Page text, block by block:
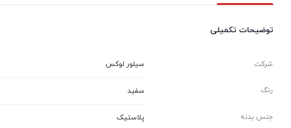
توضیحات تکمیلی
شرکت سیلور لوکس
رنگ سفید
جنس بدنه پلاستیک